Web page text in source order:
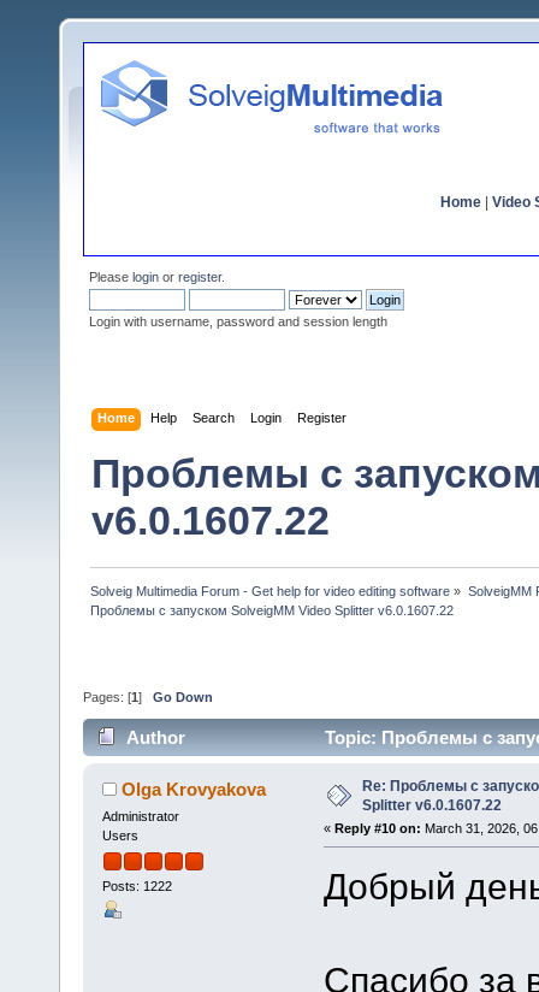
Home Video
Please login or register.
Login with username, password and session length
Home Help Search Login Register
Проблемы с
v6.0.1607.22
Solveig Multimedia Forum - Get help for video editing software » SolveigMM
Проблемы с запуском SolveigMM Video Splitter v6.0.1607.22
Pages: [1 ] Go Down
Author Topic: Проблемы с
Olga Krovyakova
Administrator
Users
Posts: 1222
Re: Проблемы с
Splitter v6.0.1607.22
« Reply #10 on: March 31, 2026,
Добрый
Спасибо за